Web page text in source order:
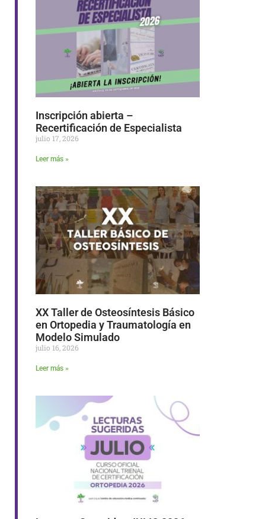
Inscripción abierta –
Recertificación de Especialista
julio 17, 2026
Leer más »
XX Taller de Osteosíntesis Básico
en Ortopedia y Traumatología en
Modelo Simulado
julio 16, 2026
Leer más »